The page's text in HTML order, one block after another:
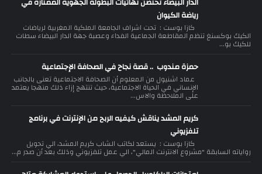
رياضة الكيوان
كازا بوست : تحت اشراف الجامعة الملكية المغربية لرياضات
الكيك بوكسنغ تنظم المقاطعة الجماعية الفداء وعصبة جهة الدار البيضاء سطات
للكيك بو...
حمزة مندوب .. قصة نجاح في الصحافة الإجتماعية
عماد اشنيول من المعلوم أن الصحافة الاجتماعية تعنى بالجانب
الإنساني في الحياة الاجتماعية، حيث تنتهج إزاء ذلك منهجا يعتمد
على الملاحظة والاس...
كريم المشد يناقش كيفيه الربح من الإنترنت في برنامج
تلفزيوني
كازا بوست : يستعد لكاتب الشاب كريم المشد، الي تحويل
رواياته السابقة "مشروع الانترنت المالي"، الي عمل تلفزيوني وذلك بعد أن صدر م...